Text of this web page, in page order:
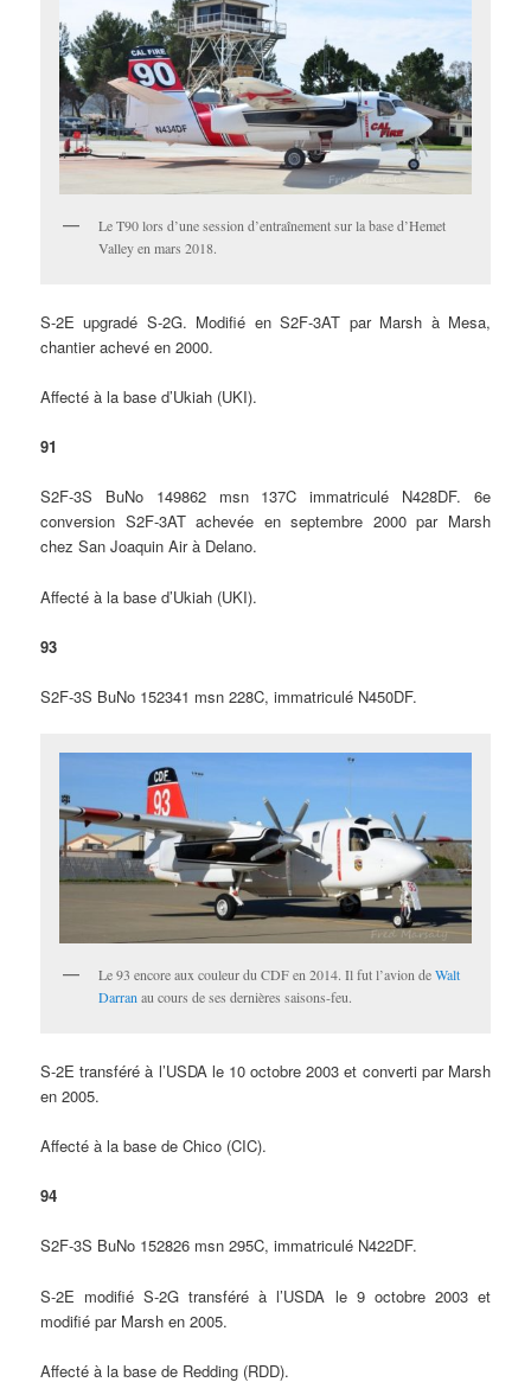
Le T90 lors d’une session d’entraînement sur la base d’Hemet
Valley en mars 2018.
S-2E upgradé S-2G. Modifié en S2F-3AT par Marsh à Mesa,
chantier achevé en 2000.
Affecté à la base d’Ukiah (UKI).
91
S2F-3S BuNo 149862 msn 137C immatriculé N428DF. 6e
conversion S2F-3AT achevée en septembre 2000 par Marsh
chez San Joaquin Air à Delano.
Affecté à la base d’Ukiah (UKI).
93
S2F-3S BuNo 152341 msn 228C, immatriculé N450DF.
Le 93 encore aux couleur du CDF en 2014. Il fut l’avion deWalt
Darran au cours de ses dernières saisons-feu.
S-2E transféré à l’USDA le 10 octobre 2003 et converti par Marsh
en 2005.
Affecté à la base de Chico (CIC).
94
S2F-3S BuNo 152826 msn 295C, immatriculé N422DF.
S-2E modifié S-2G transféré à l’USDA le 9 octobre 2003 et
modifié par Marsh en 2005.
Affecté à la base de Redding (RDD).